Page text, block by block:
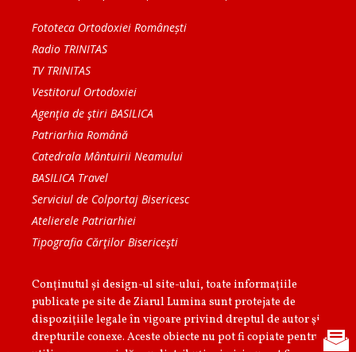
Fototeca Ortodoxiei Românești
Radio TRINITAS
TV TRINITAS
Vestitorul Ortodoxiei
Agenţia de ştiri BASILICA
Patriarhia Română
Catedrala Mântuirii Neamului
BASILICA Travel
Serviciul de Colportaj Bisericesc
Atelierele Patriarhiei
Tipografia Cărţilor Bisericeşti
Conținutul și design-ul site-ului, toate informaţiile
publicate pe site de Ziarul Lumina sunt protejate de
dispoziţiile legale în vigoare privind dreptul de autor şi
drepturile conexe. Aceste obiecte nu pot fi copiate pentru